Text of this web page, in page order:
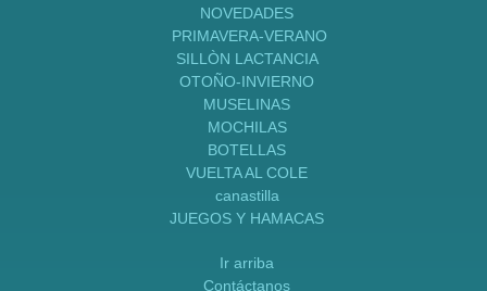
NOVEDADES
PRIMAVERA-VERANO
SILLÒN LACTANCIA
OTOÑO-INVIERNO
MUSELINAS
MOCHILAS
BOTELLAS
VUELTA AL COLE
canastilla
JUEGOS Y HAMACAS
Ir arriba
Contáctanos